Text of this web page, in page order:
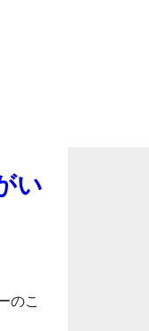
い
のこ